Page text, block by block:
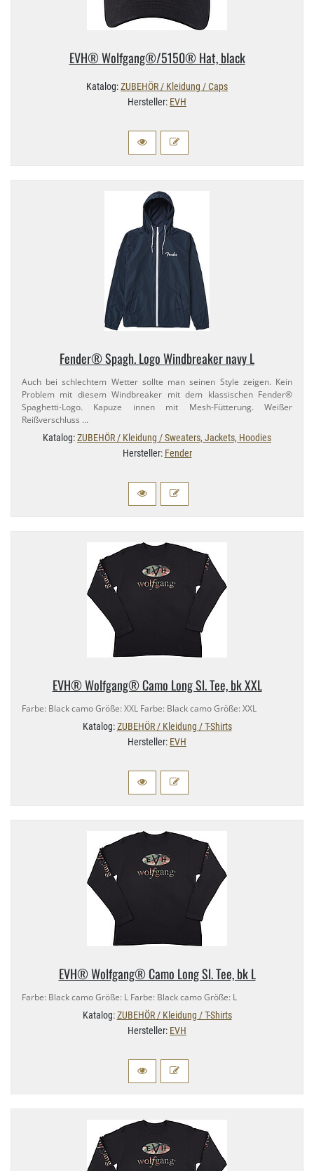
EVH® Wolfgang®/​5150® Hat, black
Katalog:ZUBEHÖR / Kleidung / Caps
Hersteller: EVH
Fender® Spagh. Logo Windbreaker navy L
Auch bei schlechtem Wetter sollte man seinen Style zeigen. Kein
Problem mit diesem Windbreaker mit dem klassischen Fender®
Spaghetti-​Logo. Kapuze innen mit Mesh-​Fütterung. Weißer
Reißverschluss …
Katalog:ZUBEHÖR / Kleidung / Sweaters, Jackets, Hoodies
Hersteller: Fender
EVH® Wolfgang® Camo Long Sl. Tee, bk XXL
Farbe: Black camo Größe: XXL Farbe: Black camo Größe: XXL
Katalog:ZUBEHÖR / Kleidung / T-Shirts
Hersteller: EVH
EVH® Wolfgang® Camo Long Sl. Tee, bk L
Farbe: Black camo Größe: L Farbe: Black camo Größe: L
Katalog:ZUBEHÖR / Kleidung / T-Shirts
Hersteller: EVH